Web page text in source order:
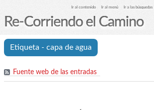
Ir al contenido Ir al menú Ir a las búsquedas
Re-Corriendo el Camino
Índice analítico (etiquetas)
Etiqueta - capa de agua
Fuente web de las entradas